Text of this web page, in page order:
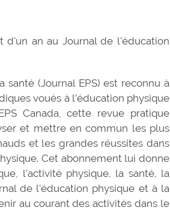
an au Journal de l'éducation
santé (Journal EPS) est reconnu à
voués à l’éducation physique
Canada, cette revue pratique
et mettre en commun les plus
et les grandes réussites dans
Cet abonnement lui donne
l'activité physique, la santé, la
de l'éducation physique et à la
au courant des activités dans le